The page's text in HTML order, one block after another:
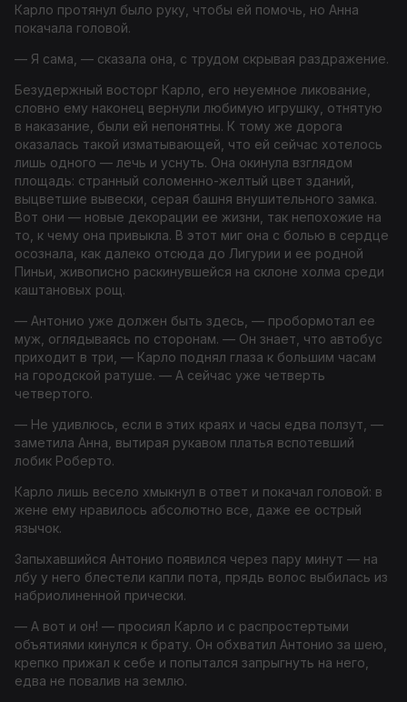
Карло протянул было руку, чтобы ей помочь, но Анна
покачала головой.
— Я сама, — сказала она, с трудом скрывая раздражение.
Безудержный восторг Карло, его неуемное ликование,
словно ему наконец вернули любимую игрушку, отнятую
в наказание, были ей непонятны. К тому же дорога
оказалась такой изматывающей, что ей сейчас хотелось
лишь одного — лечь и уснуть. Она окинула взглядом
площадь: странный соломенно-желтый цвет зданий,
выцветшие вывески, серая башня внушительного замка.
Вот они — новые декорации ее жизни, так непохожие на
то, к чему она привыкла. В этот миг она с болью в сердце
осознала, как далеко отсюда до Лигурии и ее родной
Пиньи, живописно раскинувшейся на склоне холма среди
каштановых рощ.
— Антонио уже должен быть здесь, — пробормотал ее
муж, оглядываясь по сторонам. — Он знает, что автобус
приходит в три, — Карло поднял глаза к большим часам
на городской ратуше. — А сейчас уже четверть
четвертого.
— Не удивлюсь, если в этих краях и часы едва ползут, —
заметила Анна, вытирая рукавом платья вспотевший
лобик Роберто.
Карло лишь весело хмыкнул в ответ и покачал головой: в
жене ему нравилось абсолютно все, даже ее острый
язычок.
Запыхавшийся Антонио появился через пару минут — на
лбу у него блестели капли пота, прядь волос выбилась из
набриолиненной прически.
— А вот и он! — просиял Карло и с распростертыми
объятиями кинулся к брату. Он обхватил Антонио за шею,
крепко прижал к себе и попытался запрыгнуть на него,
едва не повалив на землю.